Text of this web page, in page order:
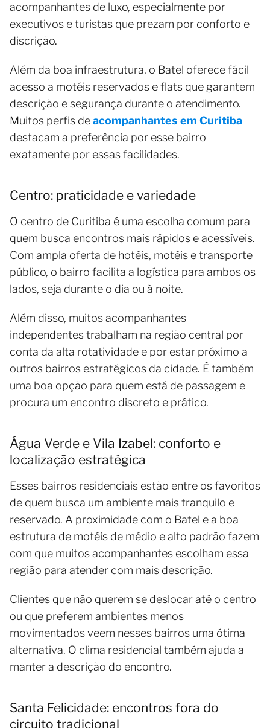
acompanhantes de luxo, especialmente por
executivos e turistas que prezam por conforto e
discrição.
Além da boa infraestrutura, o Batel oferece fácil
acesso a motéis reservados e flats que garantem
descrição e segurança durante o atendimento.
Muitos perfis deacompanhantes em Curitiba
destacam a preferência por esse bairro
exatamente por essas facilidades.
Centro: praticidade e variedade
O centro de Curitiba é uma escolha comum para
quem busca encontros mais rápidos e acessíveis.
Com ampla oferta de hotéis, motéis e transporte
público, o bairro facilita a logística para ambos os
lados, seja durante o dia ou à noite.
Além disso, muitos acompanhantes
independentes trabalham na região central por
conta da alta rotatividade e por estar próximo a
outros bairros estratégicos da cidade. É também
uma boa opção para quem está de passagem e
procura um encontro discreto e prático.
Água Verde e Vila Izabel: conforto e
localização estratégica
Esses bairros residenciais estão entre os favoritos
de quem busca um ambiente mais tranquilo e
reservado. A proximidade com o Batel e a boa
estrutura de motéis de médio e alto padrão fazem
com que muitos acompanhantes escolham essa
região para atender com mais descrição.
Clientes que não querem se deslocar até o centro
ou que preferem ambientes menos
movimentados veem nesses bairros uma ótima
alternativa. O clima residencial também ajuda a
manter a descrição do encontro.
Santa Felicidade: encontros fora do
circuito tradicional